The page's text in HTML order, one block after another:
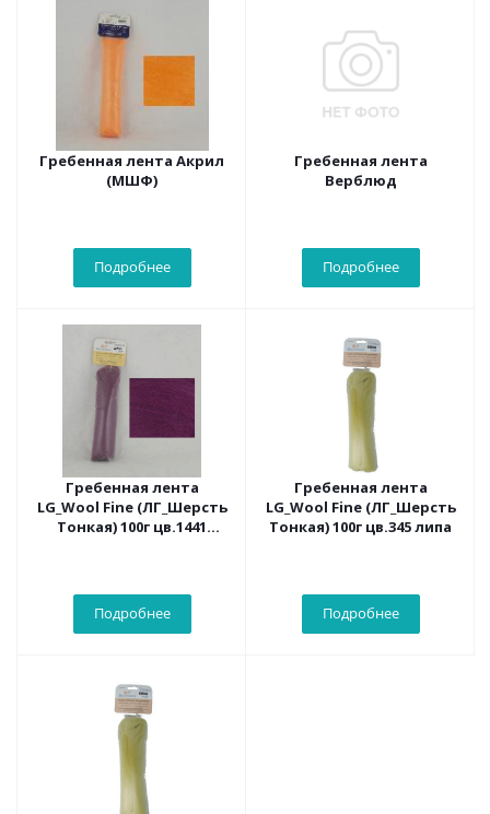
Гребенная лента Акрил
(МШФ)
Подробнее
Гребенная лента
Верблюд
Подробнее
Гребенная лента
LG_Wool Fine (ЛГ_Шерсть
Тонкая) 100г цв.1441
Подробнее
Гребенная лента
LG_Wool Fine (ЛГ_Шерсть
Тонкая) 100г цв.345 липа
Подробнее